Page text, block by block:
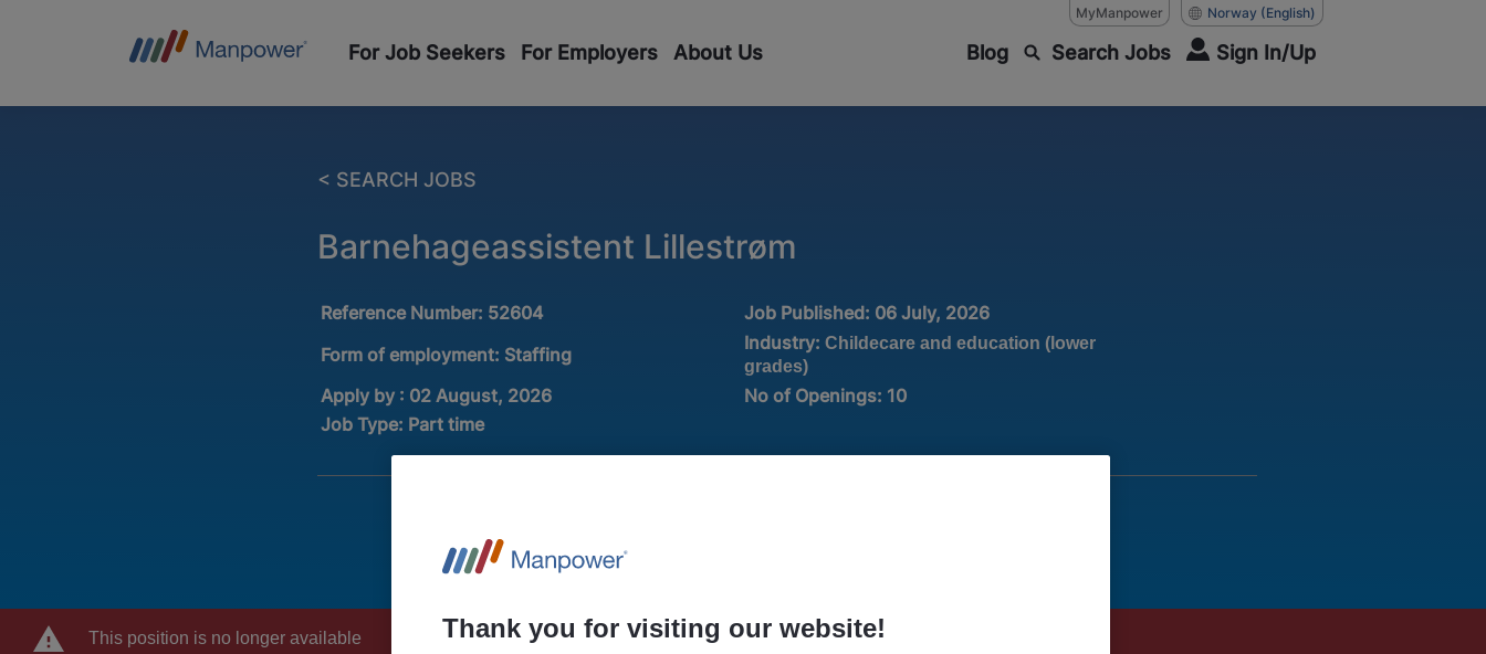
MyManpower Norway (English)
For Job Seekers For Employers About Us Blog Search Jobs Sign In/Up
< SEARCH JOBS
Barnehageassistent Lillestrøm
Reference Number: 52604 Job Published: 06 July, 2026
Form of employment: Staffing
Industry: Childecare and education (lower
grades)
Apply by : 02 August, 2026 No of Openings: 10
Job Type: Part time
This position is no longer available Thank you for visiting our website!